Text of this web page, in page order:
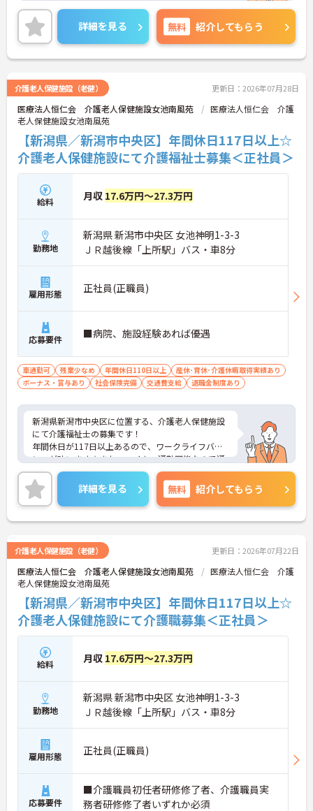
ップを目指せます
【賞与過去実績最大105万円◎大手法人ならではの
充実した待遇や福利厚生が魅力です】
業所加算手当など日々の頑張りがしっかりと給与に
還元されます
・勤続3年以上で対象となる退職金制度や宿泊費補
助などが受けられる独自の福利厚生制度ツクイPLUS
を完備しています
・社内規定の範囲内で髪色や髪型をはじめネイルや
まつげエクステが自由であり個性を大切にしながら
ステージに合わせた働き方が可能です。処遇改善手
当の全額還元や実績最大185万円の賞与に加え配偶
者1万円などの手厚い扶養手当をご用意しています。
独自の福利厚生制度によるお祝い金や宿泊費補助な
どスタッフの生活を支える制度も充実しています。
らのびのびと働ける風通しの良い職場です。階層別
研修や資格取得支援制度が整っているため有資格者
の方がこれまでのご経験を活かしながら将来の管理
職やスペシャリストへと着実にキャリアアップを目
指せるやりがいのある環境です。
★おすすめPOINT★
【ワークライフバランスの充実】
・夜勤なしの日勤のみで年間休日119日を確保 ・リ
フレッシュ休暇やこども休暇など特別休暇が充実
・産休育休や産後パパ育休制度など子育て支援体制
【安心の高待遇と福利厚生】
・処遇改善手当を毎月および半期末手当として全額
・結婚・出生・入学のお祝い金やヘルスチェック補
助など独自の福利厚生制度を用意
【資格を活かせるキャリアアップ環境】
・公的資格取得や自己啓発支援制度を活用しスキル
アップが可能
ンを用意
・髪色やネイルなどが自由で個性を大切にできる社
風
詳細を見る 無料 紹介してもらう
介護老人保健施設（老健） 更新日：2026年07月28日
医療法人恒仁会 介護老人保健施設女池南風苑
医療法人恒仁会 介護
老人保健施設女池南風苑
【新潟県／新潟市中央区】年間休日117日以上☆
介護老人保健施設にて介護福祉士募集＜正社員＞
給料 月収 17.6万円～27.3万円
勤務地
新潟県 新潟市中央区 女池神明1-3-3
ＪＲ越後線「上所駅」バス・車8分
雇用形態 正社員(正職員)
応募要件 ■病院、施設経験あれば優遇
車通勤可 残業少なめ 年間休日110日以上
産休･育休･介護休暇取得実績あり
ボーナス・賞与あり
社会保険完備 交通費支給 退職金制度あり
新潟県新潟市中央区に位置する、介護老人保健施設
にて介護福祉士の募集です！
年間休日が117日以上あるので、ワークライフバラ
ンスが叶います☆また、マイカー通勤可能なので通
勤らくらくです◎
ご興味のある方には、面接対策ポイントなど、さら
に詳細をお話しいたしますのでお気軽にご相談くだ
さい！
詳細を見る 無料 紹介してもらう
介護老人保健施設（老健） 更新日：2026年07月22日
医療法人恒仁会 介護老人保健施設女池南風苑
医療法人恒仁会 介護
老人保健施設女池南風苑
【新潟県／新潟市中央区】年間休日117日以上☆
介護老人保健施設にて介護職募集＜正社員＞
給料 月収 17.6万円～27.3万円
勤務地
新潟県 新潟市中央区 女池神明1-3-3
ＪＲ越後線「上所駅」バス・車8分
雇用形態 正社員(正職員)
応募要件
■介護職員初任者研修修了者、介護職員実
務者研修修了者いずれか必須